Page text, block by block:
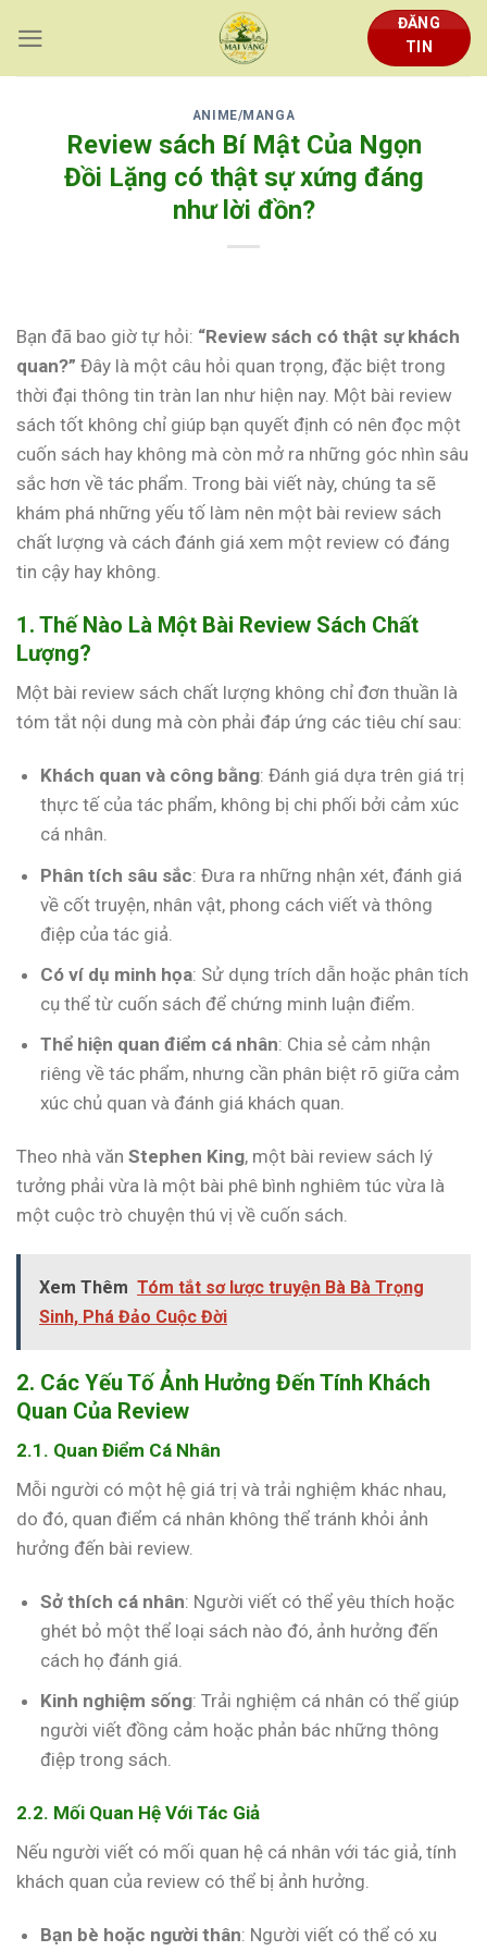
content
ĐĂNG
TIN
ANIME/MANGA
Review sách Bí Mật Của Ngọn
Đồi Lặng có thật sự xứng đáng
như lời đồn?
Bạn đã bao giờ tự hỏi: “Review sách có thật sự khách
quan?” Đây là một câu hỏi quan trọng, đặc biệt trong
thời đại thông tin tràn lan như hiện nay. Một bài review
sách tốt không chỉ giúp bạn quyết định có nên đọc một
cuốn sách hay không mà còn mở ra những góc nhìn sâu
sắc hơn về tác phẩm. Trong bài viết này, chúng ta sẽ
khám phá những yếu tố làm nên một bài review sách
chất lượng và cách đánh giá xem một review có đáng
tin cậy hay không.
1. Thế Nào Là Một Bài Review Sách Chất
Lượng?
Một bài review sách chất lượng không chỉ đơn thuần là
tóm tắt nội dung mà còn phải đáp ứng các tiêu chí sau:
Khách quan và công bằng: Đánh giá dựa trên giá trị
thực tế của tác phẩm, không bị chi phối bởi cảm xúc
cá nhân.
Phân tích sâu sắc: Đưa ra những nhận xét, đánh giá
về cốt truyện, nhân vật, phong cách viết và thông
điệp của tác giả.
Có ví dụ minh họa: Sử dụng trích dẫn hoặc phân tích
cụ thể từ cuốn sách để chứng minh luận điểm.
Thể hiện quan điểm cá nhân: Chia sẻ cảm nhận
riêng về tác phẩm, nhưng cần phân biệt rõ giữa cảm
xúc chủ quan và đánh giá khách quan.
Theo nhà văn Stephen King, một bài review sách lý
tưởng phải vừa là một bài phê bình nghiêm túc vừa là
một cuộc trò chuyện thú vị về cuốn sách.
Xem Thêm Tóm tắt sơ lược truyện Bà Bà Trọng
Sinh, Phá Đảo Cuộc Đời
2. Các Yếu Tố Ảnh Hưởng Đến Tính Khách
Quan Của Review
2.1. Quan Điểm Cá Nhân
Mỗi người có một hệ giá trị và trải nghiệm khác nhau,
do đó, quan điểm cá nhân không thể tránh khỏi ảnh
hưởng đến bài review.
Sở thích cá nhân: Người viết có thể yêu thích hoặc
ghét bỏ một thể loại sách nào đó, ảnh hưởng đến
cách họ đánh giá.
Kinh nghiệm sống: Trải nghiệm cá nhân có thể giúp
người viết đồng cảm hoặc phản bác những thông
điệp trong sách.
2.2. Mối Quan Hệ Với Tác Giả
Nếu người viết có mối quan hệ cá nhân với tác giả, tính
khách quan của review có thể bị ảnh hưởng.
Bạn bè hoặc người thân: Người viết có thể có xu